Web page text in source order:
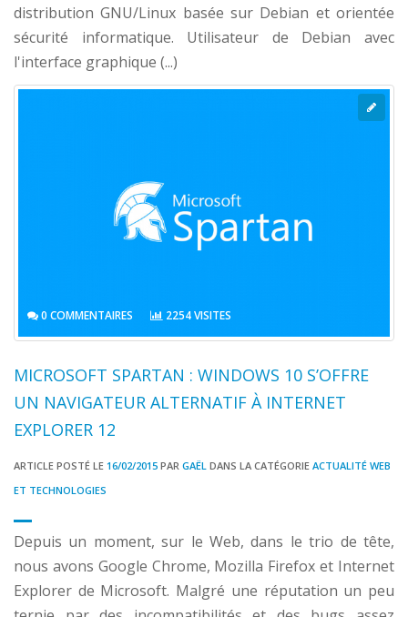
distribution GNU/Linux basée sur Debian et orientée
sécurité informatique. Utilisateur de Debian avec
l'interface graphique (...)
0 COMMENTAIRES 2254 VISITES
MICROSOFT SPARTAN : WINDOWS 10 S’OFFRE
UN NAVIGATEUR ALTERNATIF À INTERNET
EXPLORER 12
ARTICLE POSTÉ LE 16/02/2015 PAR GAËL DANS LA CATÉGORIE ACTUALITÉ WEB
ET TECHNOLOGIES
Depuis un moment, sur le Web, dans le trio de tête,
nous avons Google Chrome, Mozilla Firefox et Internet
Explorer de Microsoft. Malgré une réputation un peu